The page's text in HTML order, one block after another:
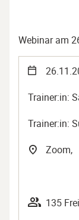
Webinar am
Trainer:in:
Trainer:in:
Zoom,
135